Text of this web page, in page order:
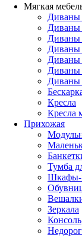
Мягкая
Диваны
Диваны
Диваны
Диваны
Диваны
Диваны
Кресла
Кресла
Прихожая
Тумба
Шкафы-
Зеркала
Консоль